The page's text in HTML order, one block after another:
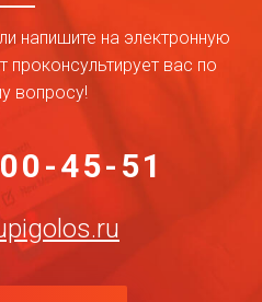
напишите на электронную
проконсультирует вас по
вопросу!
45-51